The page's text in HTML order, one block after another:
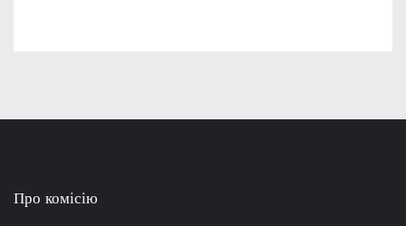
Про комісію